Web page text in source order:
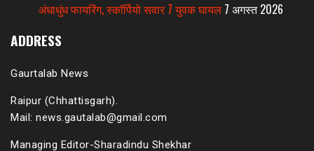
अंधाधुंध फायरिंग, स्कॉर्पियो सवार 7 युवक घायल 7 अगस्त 2026
ADDRESS
Gaurtalab News
Raipur (Chhattisgarh).
Mail: news.gautalab@gmail.com
Managing Editor-Sharadindu Shekhar